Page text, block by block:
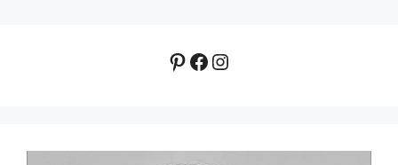
Pinterest
Facebook
Instagram